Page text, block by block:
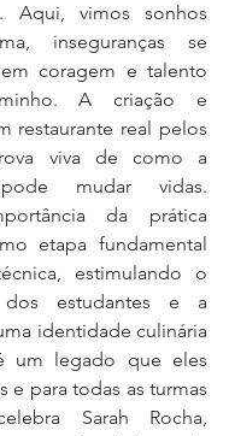
Aqui, vimos sonhos
inseguranças se
coragem e talento
A criação e
restaurante real pelos
viva de como a
mudar vidas.
da prática
etapa fundamental
estimulando o
dos estudantes e a
identidade culinária
um legado que eles
e para todas as turmas
Sarah Rocha,